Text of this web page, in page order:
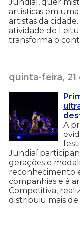
Jundiaí, quer
artísticas em
artistas da
atividade de
transforma o
quinta-feira,
A
Jundiaí
gerações e
reconhecimento
companhias e à
Competitiva,
distribuiu mais de